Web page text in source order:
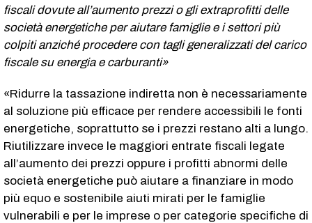
fiscali dovute all’aumento prezzi o gli extraprofitti delle
società energetiche per aiutare famiglie e i settori più
colpiti anziché procedere con tagli generalizzati del carico
fiscale su energia e carburanti»
«Ridurre la tassazione indiretta non è necessariamente
al soluzione più efficace per rendere accessibili le fonti
energetiche, soprattutto se i prezzi restano alti a lungo.
Riutilizzare invece le maggiori entrate fiscali legate
all’aumento dei prezzi oppure i profitti abnormi delle
società energetiche può aiutare a finanziare in modo
più equo e sostenibile aiuti mirati per le famiglie
vulnerabili e per le imprese o per categorie specifiche di